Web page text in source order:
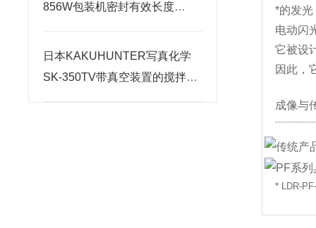
856W包装机密封有效长度
日本KAKUHUNTER写真化学
SK-350TV带真空装置的搅拌脱
*的发
电动闪
它被设
因此，
成像与
* LDR-